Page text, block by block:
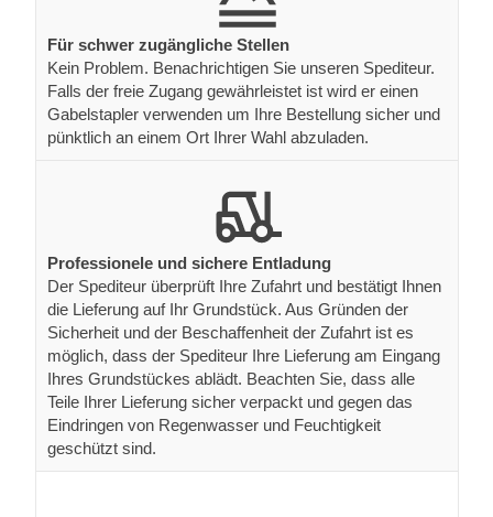
Für schwer zugängliche Stellen
Kein Problem. Benachrichtigen Sie unseren Spediteur.
Falls der freie Zugang gewährleistet ist wird er einen
Gabelstapler verwenden um Ihre Bestellung sicher und
pünktlich an einem Ort Ihrer Wahl abzuladen.
Professionele und sichere Entladung
Der Spediteur überprüft Ihre Zufahrt und bestätigt Ihnen
die Lieferung auf Ihr Grundstück. Aus Gründen der
Sicherheit und der Beschaffenheit der Zufahrt ist es
möglich, dass der Spediteur Ihre Lieferung am Eingang
Ihres Grundstückes ablädt. Beachten Sie, dass alle
Teile Ihrer Lieferung sicher verpackt und gegen das
Eindringen von Regenwasser und Feuchtigkeit
geschützt sind.